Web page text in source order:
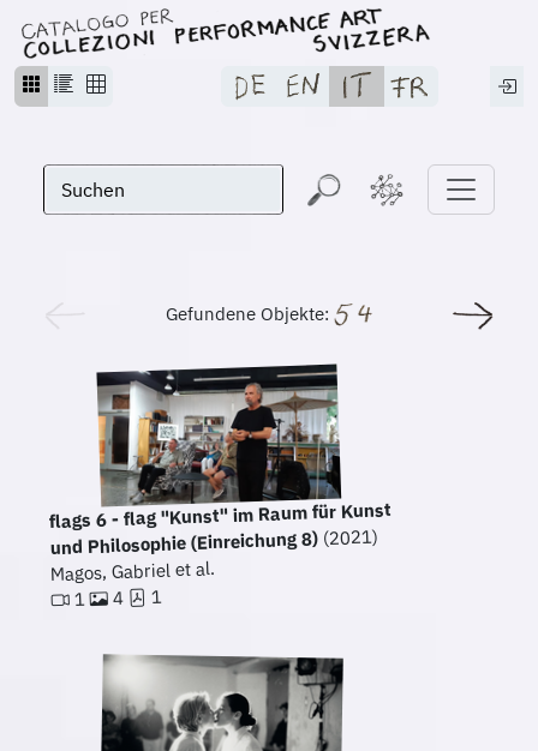
Gefundene Objekte:
flags 6 - flag "Kunst" im Raum für Kunst
und Philosophie (Einreichung 8)(2021)
Magos, Gabriel et al.
1 4 1